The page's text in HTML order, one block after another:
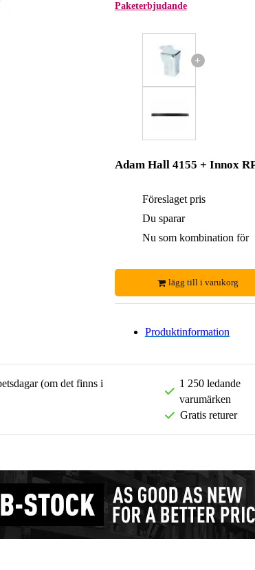
Paketerbjudande
+
Adam Hall 4155 + Innox
Föreslaget pris
Du sparar
Nu som kombination för
lägg till i varukorg
Produktinformation
(om det finns i
1 250 ledande
varumärken
Gratis returer